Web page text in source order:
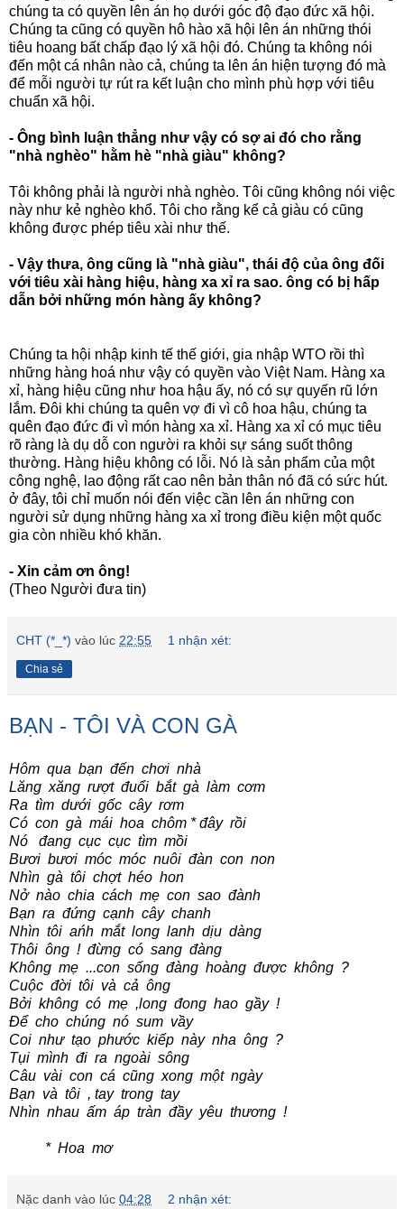
chúng ta có quyền lên án họ dưới góc độ đạo đức xã hội.
Chúng ta cũng có quyền hô hào xã hội lên án những thói
tiêu hoang bất chấp đạo lý xã hội đó. Chúng ta không nói
đến một cá nhân nào cả, chúng ta lên án hiện tượng đó mà
để mỗi người tự rút ra kết luận cho mình phù hợp với tiêu
chuẩn xã hội.
- Ông bình luận thẳng như vậy có sợ ai đó cho rằng
"nhà nghèo" hằm hè "nhà giàu" không?
Tôi không phải là người nhà nghèo. Tôi cũng không nói việc
này như kẻ nghèo khổ. Tôi cho rằng kể cả giàu có cũng
không được phép tiêu xài như thế.
- Vậy thưa, ông cũng là "nhà giàu", thái độ của ông đối
với tiêu xài hàng hiệu, hàng xa xỉ ra sao. ông có bị hấp
dẫn bởi những món hàng ấy không?
Chúng ta hội nhập kinh tế thế giới, gia nhập WTO rồi thì
những hàng hoá như vậy có quyền vào Việt Nam. Hàng xa
xỉ, hàng hiệu cũng như hoa hậu ấy, nó có sự quyến rũ lớn
lắm. Đôi khi chúng ta quên vợ đi vì cô hoa hậu, chúng ta
quên đạo đức đi vì món hàng xa xỉ. Hàng xa xỉ có mục tiêu
rõ ràng là dụ dỗ con người ra khỏi sự sáng suốt thông
thường. Hàng hiệu không có lỗi. Nó là sản phẩm của một
công nghệ, lao động rất cao nên bản thân nó đã có sức hút.
ở đây, tôi chỉ muốn nói đến việc cần lên án những con
người sử dụng những hàng xa xỉ trong điều kiện một quốc
gia còn nhiều khó khăn.
- Xin cảm ơn ông!
(Theo Người đưa tin)
CHT (*_*) vào lúc 22:55 1 nhận xét:
Chia sẻ
BẠN - TÔI VÀ CON GÀ
Hôm qua bạn đến chơi nhà
Lăng xăng rượt đuổi bắt gà làm cơm
Ra tìm dưới gốc cây rơm
Có con gà mái hoa chôm * đây rồi
Nó đang cục cục tìm mồi
Bươi bươi móc móc nuôi đàn con non
Nhìn gà tôi chợt héo hon
Nở nào chia cách mẹ con sao đành
Bạn ra đứng cạnh cây chanh
Nhìn tôi ańh mắt long lanh dịu dàng
Thôi ông ! đừng có sang đàng
Không mẹ ...con sống đàng hoàng được không ?
Cuộc đời tôi và cả ông
Bởi không có mẹ ,long đong hao gầy !
Để cho chúng nó sum vầy
Coi như tạo phước kiếp này nha ông ?
Tụi mình đi ra ngoài sông
Câu vài con cá cũng xong một ngày
Bạn và tôi , tay trong tay
Nhìn nhau ấm áp tràn đầy yêu thương !
* Hoa mơ
Nặc danh vào lúc 04:28 2 nhận xét: